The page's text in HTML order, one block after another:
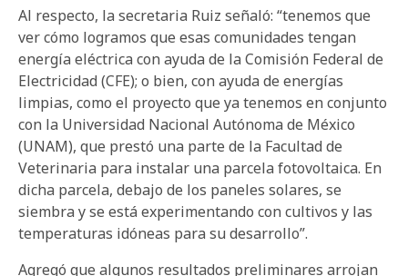
Al respecto, la secretaria Ruiz señaló: “tenemos que
ver cómo logramos que esas comunidades tengan
energía eléctrica con ayuda de la Comisión Federal de
Electricidad (CFE); o bien, con ayuda de energías
limpias, como el proyecto que ya tenemos en conjunto
con la Universidad Nacional Autónoma de México
(UNAM), que prestó una parte de la Facultad de
Veterinaria para instalar una parcela fotovoltaica. En
dicha parcela, debajo de los paneles solares, se
siembra y se está experimentando con cultivos y las
temperaturas idóneas para su desarrollo”.
Agregó que algunos resultados preliminares arrojan